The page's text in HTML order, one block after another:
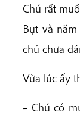
Chú rất
Bụt và
chú chưa
Vừa lúc ấy
– Chú có